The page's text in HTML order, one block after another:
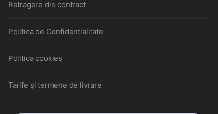
Retragere din contract
Politica de Confidențialitate
Politica cookies
Tarife și termene de livrare